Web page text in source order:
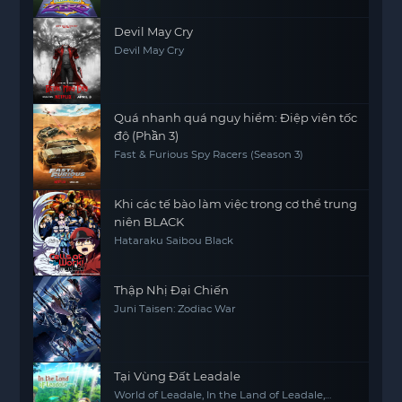
Devil May Cry
Devil May Cry
Quá nhanh quá nguy hiểm: Điệp viên tốc
độ (Phần 3)
Fast & Furious Spy Racers (Season 3)
Khi các tế bào làm việc trong cơ thể trung
niên BLACK
Hataraku Saibou Black
Thập Nhị Đại Chiến
Juni Taisen: Zodiac War
Tại Vùng Đất Leadale
World of Leadale, In the Land of Leadale,